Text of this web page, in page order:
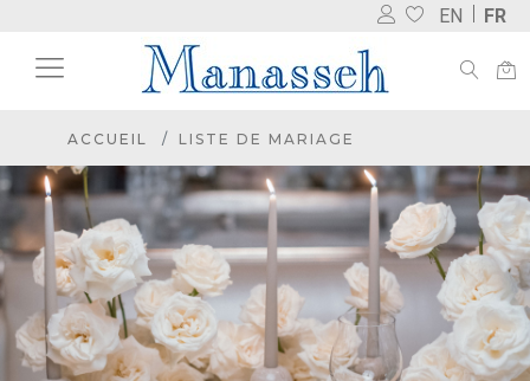
EN FR
ACCUEIL LISTE DE MARIAGE